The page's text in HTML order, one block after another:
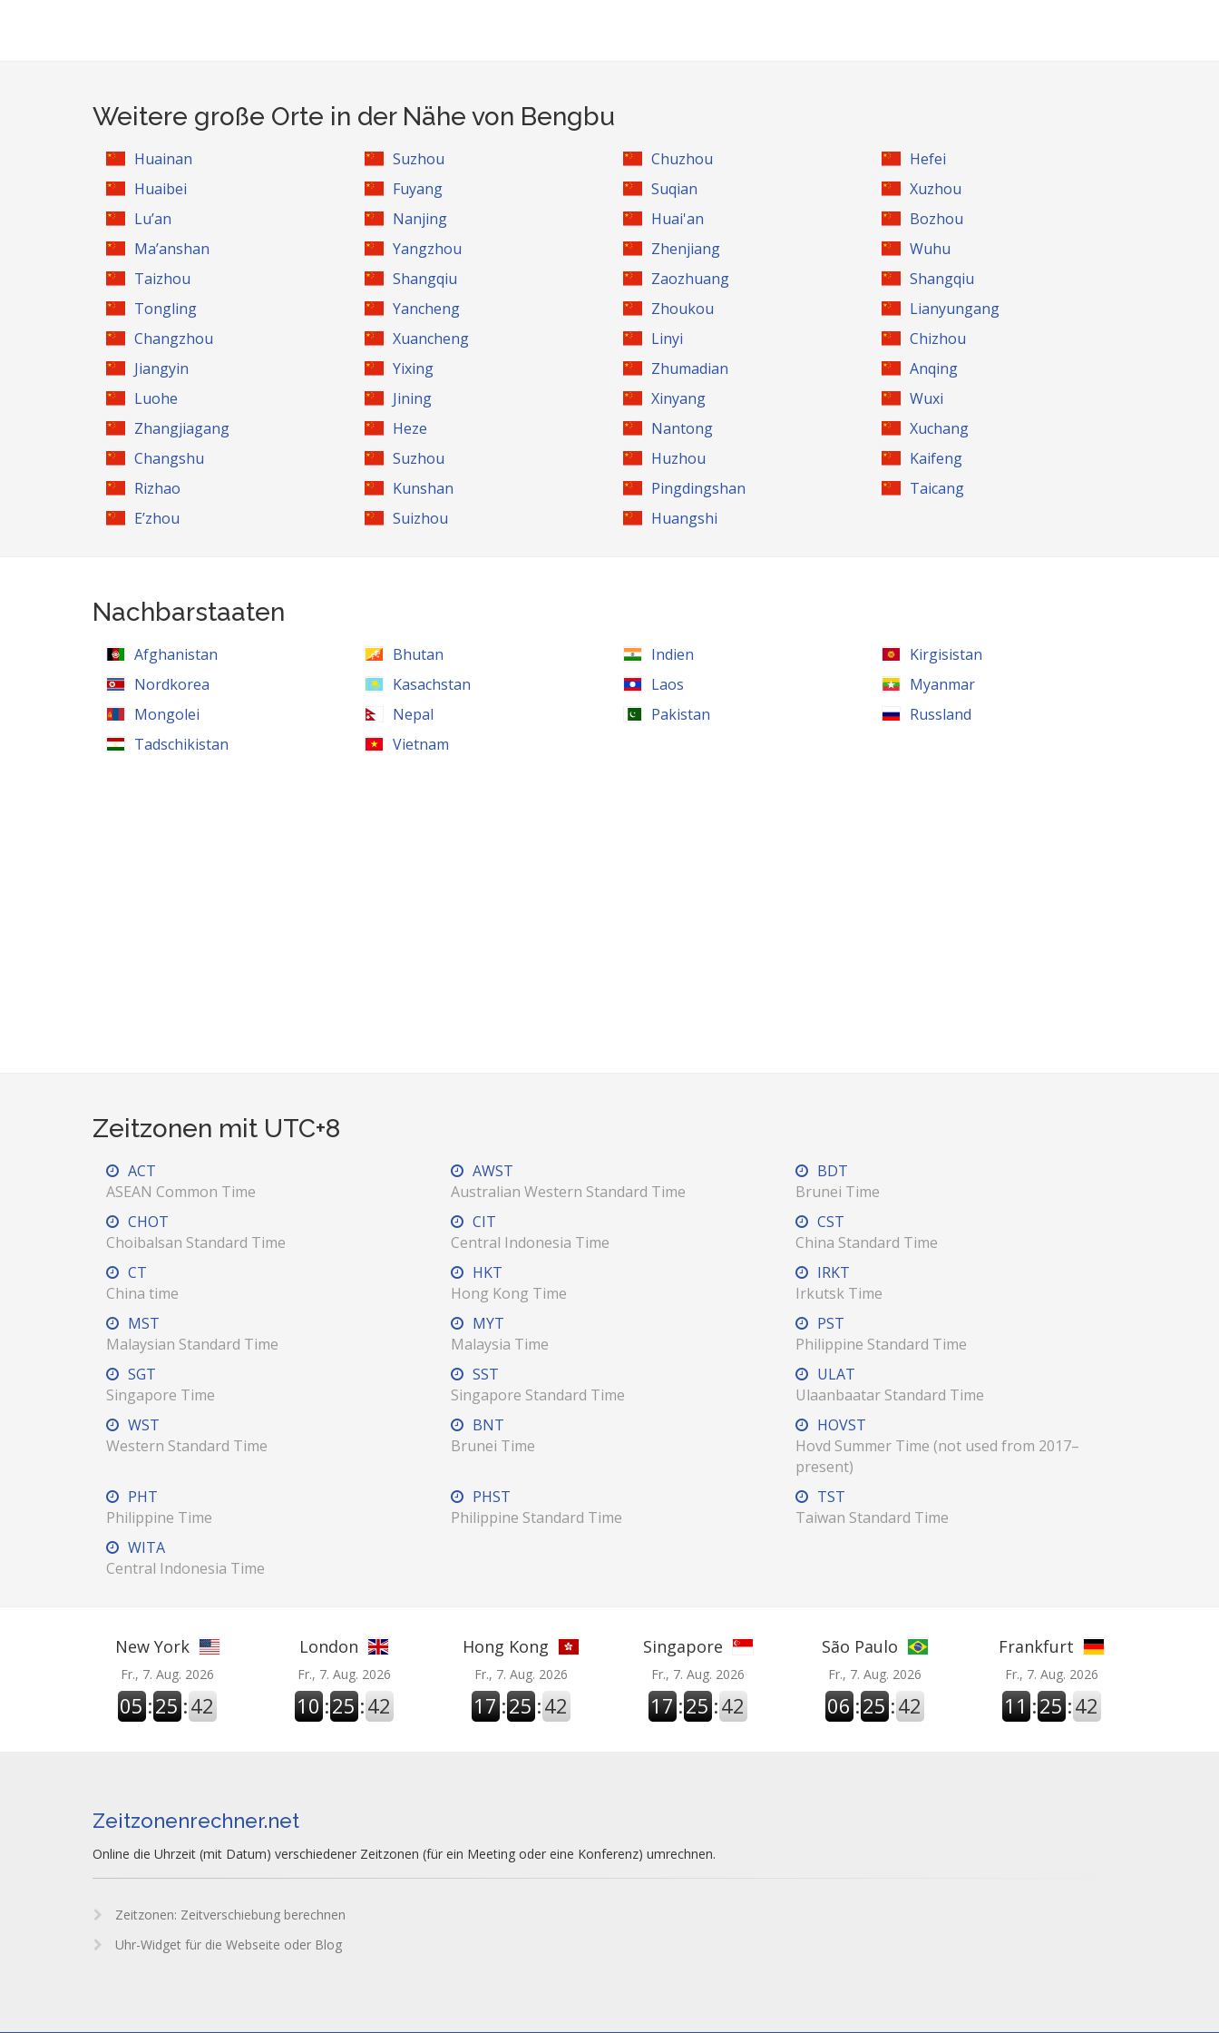
Weitere große Orte in der Nähe von Bengbu
Huainan Suzhou Chuzhou
Hefei
Huaibei
Fuyang Suqian
Xuzhou
Lu’an
Nanjing Huai'an
Bozhou
Ma’anshan
Yangzhou Zhenjiang
Wuhu
Taizhou
Shangqiu Zaozhuang
Shangqiu
Tongling
Yancheng Zhoukou
Lianyungang
Changzhou
Xuancheng Linyi
Chizhou
Jiangyin
Yixing Zhumadian
Anqing
Luohe
Jining Xinyang
Wuxi
Zhangjiagang
Heze Nantong
Xuchang
Changshu
Suzhou Huzhou
Kaifeng
Rizhao
Kunshan Pingdingshan
Taicang
E’zhou
Suizhou Huangshi
Nachbarstaaten
Afghanistan Bhutan Indien
Kirgisistan
Nordkorea
Kasachstan Laos
Myanmar
Mongolei
Nepal Pakistan
Russland
Tadschikistan
Vietnam
Zeitzonen mit UTC+8
ACT
ASEAN Common Time
AWST
Australian Western Standard Time
BDT
Brunei Time
CHOT
Choibalsan Standard Time
CIT
Central Indonesia Time
CST
China Standard Time
CT
China time
HKT
Hong Kong Time
IRKT
Irkutsk Time
MST
Malaysian Standard Time
MYT
Malaysia Time
PST
Philippine Standard Time
SGT
Singapore Time
SST
Singapore Standard Time
ULAT
Ulaanbaatar Standard Time
WST
Western Standard Time
BNT
Brunei Time
HOVST
Hovd Summer Time (not used from 2017–
present)
PHT
Philippine Time
PHST
Philippine Standard Time
TST
Taiwan Standard Time
WITA
Central Indonesia Time
New York
Fr., 7. Aug. 2026
05 :25 :43
London
Fr., 7. Aug. 2026
10 :25 :43
Hong Kong
Fr., 7. Aug. 2026
17 :25 :43
Singapore
Fr., 7. Aug. 2026
17 :25 :43
São Paulo
Fr., 7. Aug. 2026
06 :25 :43
Frankfurt
Fr., 7. Aug. 2026
11 :25 :43
Zeitzonenrechner.net
Online die Uhrzeit (mit Datum) verschiedener Zeitzonen (für ein Meeting oder eine Konferenz) umrechnen.
Zeitzonen: Zeitverschiebung berechnen
Uhr-Widget für die Webseite oder Blog